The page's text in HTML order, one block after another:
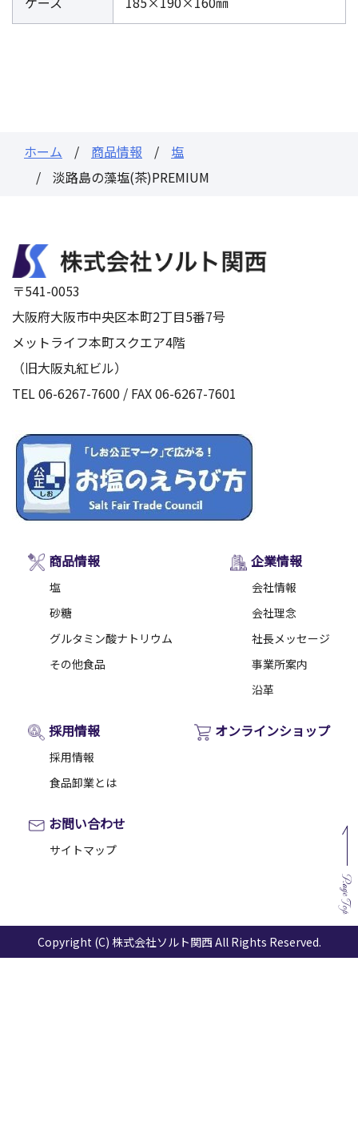
ホーム 商品情報
塩
淡路島の藻塩(茶)PREMIUM
〒541-0053
大阪府大阪市中央区本町2丁目5番7号
メットライフ本町スクエア4階
（旧大阪丸紅ビル）
TEL 06-6267-7600 / FAX 06-6267-7601
商品情報
塩
砂糖
グルタミン酸ナトリウム
その他食品
企業情報
会社情報
会社理念
社長メッセージ
事業所案内
沿革
採用情報
採用情報
食品卸業とは
オンラインショップ
お問い合わせ
サイトマップ
Page Top
Copyright (C) 株式会社ソルト関西 All Rights Reserved.